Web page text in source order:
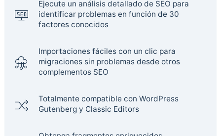
Ejecute un análisis detallado de SEO para
identificar problemas en función de 30
factores conocidos
Importaciones fáciles con un clic para
migraciones sin problemas desde otros
complementos SEO
Totalmente compatible con WordPress
Gutenberg y Classic Editors